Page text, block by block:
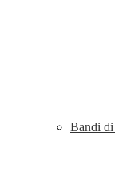
Bandi di